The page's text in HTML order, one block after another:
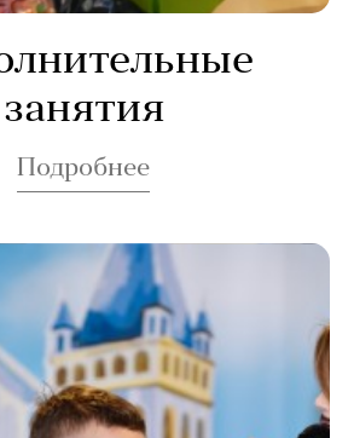
занятия
Подробнее